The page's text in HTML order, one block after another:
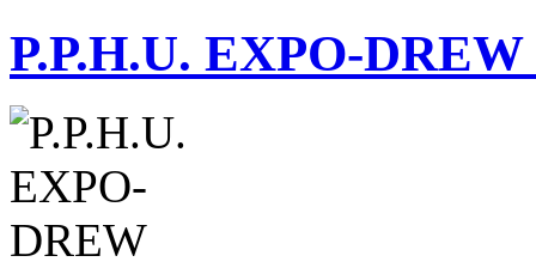
P.P.H.U. EXPO-DREW